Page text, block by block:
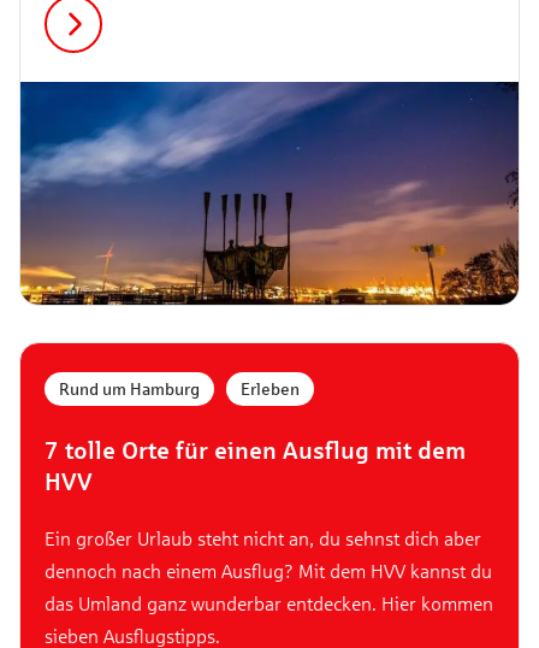
7 tolle Orte für einen Ausflug mit dem
HVV
Rund um Hamburg Erleben
Ein großer Urlaub steht nicht an, du sehnst dich aber
dennoch nach einem Ausflug? Mit dem HVV kannst du
das Umland ganz wunderbar entdecken. Hier kommen
sieben Ausflugstipps.